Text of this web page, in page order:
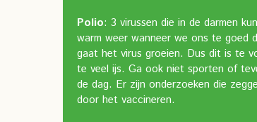
Polio: 3 virussen die in de darmen
warm weer wanneer we ons te goed
gaat het virus groeien. Dus dit is te
te veel ijs. Ga ook niet sporten of
de dag. Er zijn onderzoeken die
door het vaccineren.